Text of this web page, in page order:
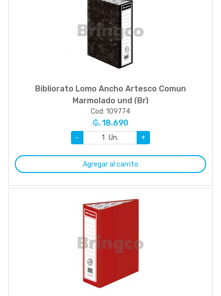
Bibliorato Lomo Ancho Artesco Comun
Marmolado und (Br)
Cod: 109774
₲. 18.690
- Un. +
Agregar al carrito